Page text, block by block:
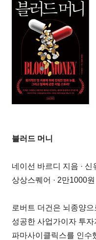
블러드 머니
네이선 바르디 지음 · 신
상상스퀘어 · 2만1000원
로버트 더건은 뇌종양
성공한 사업가이자 투
파마사이클릭스를 인수